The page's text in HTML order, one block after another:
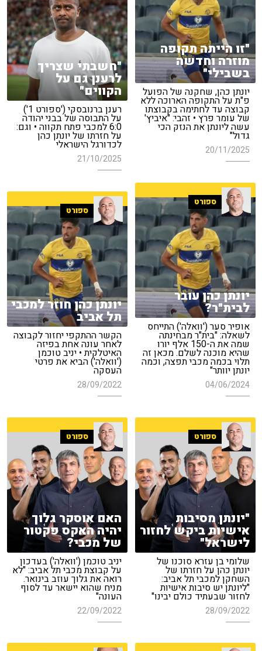
"זו הייתה תקופה
מוזרה וחדשה
בשבילי"
יונתן כהן, שחקנה של הפועל
פ"ת על התקופה הארוכה ללא
קבוצה עד לחתימה בקבוצתו
של עומר פרץ • זהבי: "איביץ'
עשה ליונתן את הנזק הכי
גדול"
20/11/2025
"חשבתי שצריך
לרענן גם על
הקווים"
רענן ברנובסקי ('ספורט 1')
על התבוסה של בבני יהודה
6:0 למכבי פתח תקווה • וגם:
על חזרתו של יונתן כהן
לכדורגל הישראלי
21/10/2025
ספורט
יונתן כהן עובר
לבית"ר?
אופיר סער ('וואלה') התייחס
לשאלה: "בית"ר מבחינתה
שמה את ה-150 אלף יורו
שהיא מוכנה לשלם. מכאן זה
תלוי בכמה מכבי תפצה, וכמה
יונתן יוותר"
04/06/2024
ספורט
יונתן כהן חוזר למכבי
תל אביב
הקשר ההתקפי יחזור לקבוצה
לאחר עונה אחת בפיזה
האיטלקית • יניב טוכמן
('וואלה') הביא את פרטי
העסקה
28/09/2022
ספורט
"יונתן מסיבות
אישיות ביקש לחזור
לישראל"
שלומי בן עזרא סוכנו של
יונתן כהן על חזרתו של
השחקן למכבי תל אביב:
"ליונתן יש סיבות אישיות
לחזור שבעתיד כולם יבינו"
28/09/2022
ספורט
האם אוסקר גלוך
יהיה האקס פקטור
של מכבי?
יניב טוכמן ('וואלה') בעדכון
על קבוצת מכבי תל אביב: "לא
רואה את גלוך עוזב בינואר.
מניח שהוא יישאר עד לסוף
העונה"
22/09/2022